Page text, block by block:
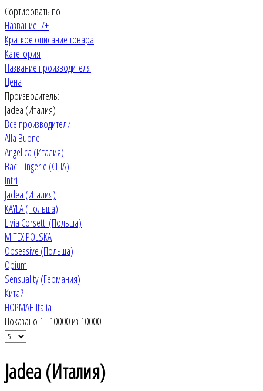
Сортировать по
Название -/+
Краткое описание товара
Категория
Название производителя
Цена
Производитель:
Jadea (Италия)
Все производители
Alla Buone
Angelica (Италия)
Baci-Lingerie (США)
Intri
Jadea (Италия)
KAYLA (Польша)
Livia Corsetti (Польша)
MITEX POLSKA
Obsessive (Польша)
Opium
Sensuality (Германия)
Китай
НОРМАН Italia
Показано 1 - 10000 из 10000
Jadea (Италия)